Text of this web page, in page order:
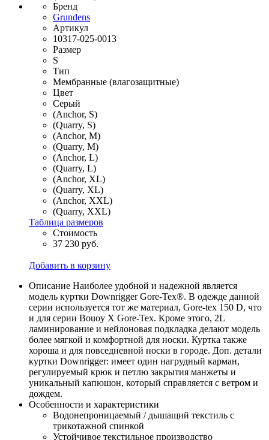
Бренд
Grundens
Артикул
10317-025-0013
Размер
S
Тип
Мембранные (влагозащитные)
Цвет
Серый
(Anchor, S)
(Quarry, S)
(Anchor, M)
(Quarry, M)
(Anchor, L)
(Quarry, L)
(Anchor, XL)
(Quarry, XL)
(Anchor, XXL)
(Quarry, XXL)
Таблица размеров
Стоимость
37 230 руб.
Добавить в корзину
Описание Наиболее удобной и надежной является
модель куртки Downrigger Gore-Tex®. В одежде данной
серии используется тот же материал, Gore-tex 150 D, что
и для серии Bouoy X Gore-Tex. Кроме этого, 2L
ламинирование и нейлоновая подкладка делают модель
более мягкой и комфортной для носки. Куртка также
хороша и для повседневной носки в городе. Доп. детали
куртки Downrigger: имеет один нагрудный карман,
регулируемый крюк и петлю закрытия манжеты и
уникальный капюшон, который справляется с ветром и
дождем.
Особенности и характеристики
Водонепроницаемый / дышащий текстиль с
трикотажной спинкой
Устойчивое текстильное производство